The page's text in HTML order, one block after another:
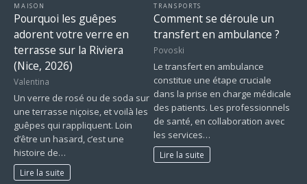
MAISON
Pourquoi les guêpes
adorent votre verre en
terrasse sur la Riviera
(Nice, 2026)
Valentina
Un verre de rosé ou de soda sur
une terrasse niçoise, et voilà les
guêpes qui rappliquent. Loin
d’être un hasard, c’est une
histoire de…
Lire la suite
TRANSPORTS
Comment se déroule un
transfert en ambulance ?
Povoski
Le transfert en ambulance
constitue une étape cruciale
dans la prise en charge médicale
des patients. Les professionnels
de santé, en collaboration avec
les services…
Lire la suite